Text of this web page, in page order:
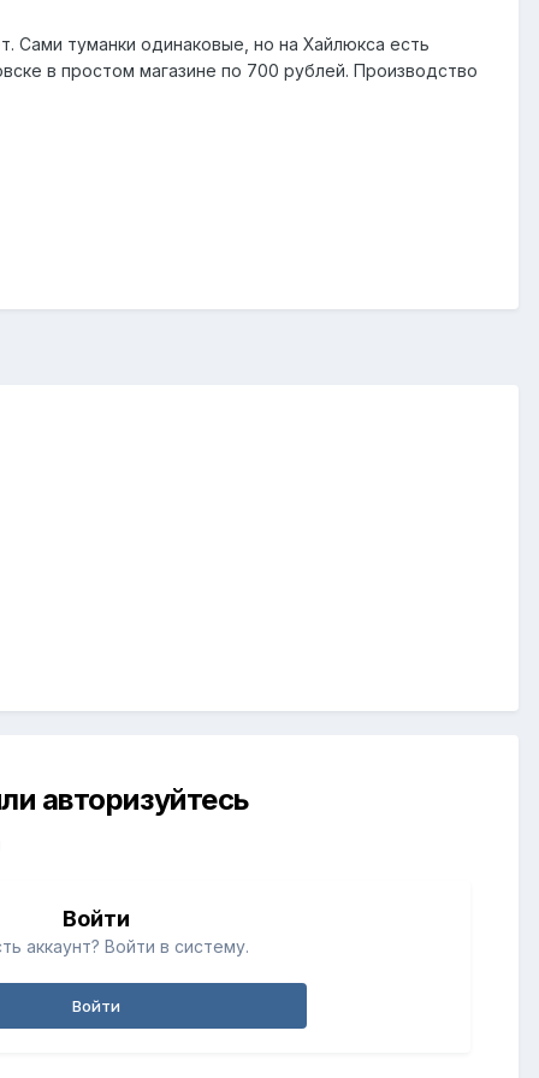
Сами туманки одинаковые, но на Хайлюкса есть
в простом магазине по 700 рублей. Производство
авторизуйтесь
Войти
аккаунт? Войти в систему.
Войти